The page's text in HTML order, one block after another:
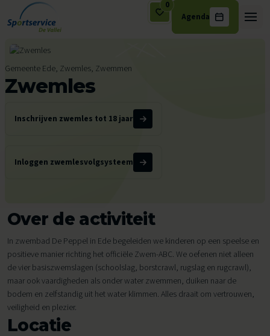
Ga naar de inhoud
0
Agenda
Gemeente Ede, Zwemles, Zwemmen
Zwemles
Inschrijven zwemles tot 18 jaar
Inloggen zwemlesvolgsysteem
Over de activiteit
In zwembad De Peppel in Ede begeleiden we kinderen op een speelse en
positieve manier richting het officiële Zwem-ABC. We oefenen niet alleen
de vier basiszwemslagen (schoolslag, borstcrawl, rugslag en rugcrawl),
maar ook vaardigheden als onder water zwemmen, duiken naar de
bodem en zelfstandig uit het water klimmen. Alles draait om vertrouwen,
veiligheid en plezier.
Locatie